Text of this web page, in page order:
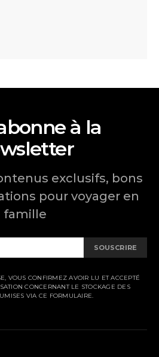
à la
exclusifs, bons
pour voyager en
famille
SOUSCRIRE
VOUS CONFIRMEZ AVOIR LU ET ACCEPTÉ
CONCERNANT LE STOCKAGE DES
VIA CE FORMULAIRE.